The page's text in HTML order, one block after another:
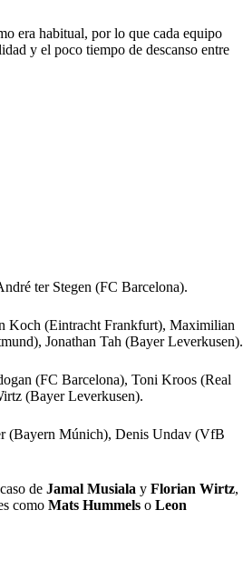
era habitual, por lo que cada equipo
y el poco tiempo de descanso entre
ter Stegen (FC Barcelona).
Koch (Eintracht Frankfurt), Maximilian
Jonathan Tah (Bayer Leverkusen).
(FC Barcelona), Toni Kroos (Real
(Bayer Leverkusen).
(Bayern Múnich), Denis Undav (VfB
de Jamal Musiala y Florian Wirtz,
como Mats Hummels o Leon